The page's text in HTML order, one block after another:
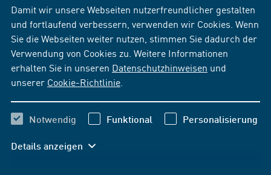
Damit wir unsere Webseiten nutzerfreundlicher gestalten
und fortlaufend verbessern, verwenden wir Cookies. Wenn
Sie die Webseiten weiter nutzen, stimmen Sie dadurch der
Verwendung von Cookies zu. Weitere Informationen
erhalten Sie in unseren Datenschutzhinweisen und
unserer Cookie-Richtlinie
Notwendig Funktional Personalisierung
Details anzeigen